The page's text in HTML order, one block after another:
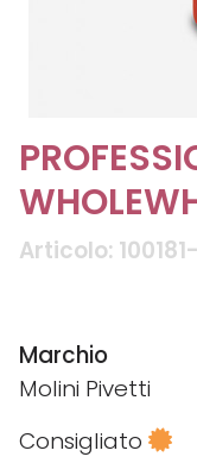
Articolo:
Marchio
Molini Pivetti
Consigliato